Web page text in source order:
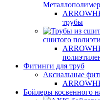
трубы
сшитого
Фитинги для труб
Аксиальные
Бойлеры косвенного